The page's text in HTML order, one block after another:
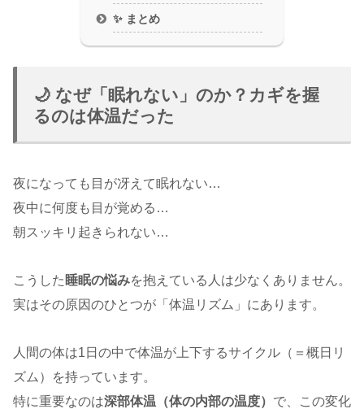
✨ まとめ
🌙 なぜ「眠れない」のか？カギを握
るのは体温だった
夜になっても目が冴えて眠れない…
夜中に何度も目が覚める…
朝スッキリ起きられない…
こうした 睡眠の悩みを抱えている人は少なくありません。
実はその原因のひとつが「体温リズム」にあります。
人間の体は1日の中で体温が上下するサイクル（＝概日リ
ズム）を持っています。
特に重要なのは深部体温（体の内部の温度） で、この変化